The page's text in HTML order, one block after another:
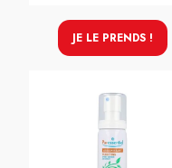
JE LE PRENDS !